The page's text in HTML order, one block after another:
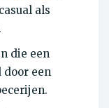
als
die een
door een